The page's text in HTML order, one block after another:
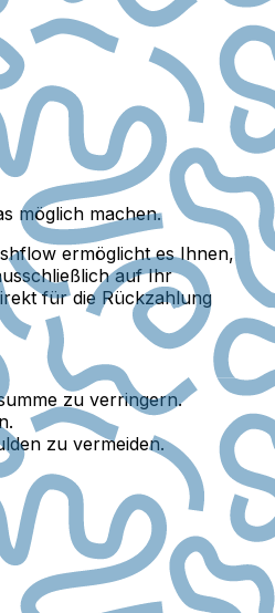
möglich machen.
ermöglicht es Ihnen,
auf Ihr
für die Rückzahlung
zu verringern.
zu vermeiden.